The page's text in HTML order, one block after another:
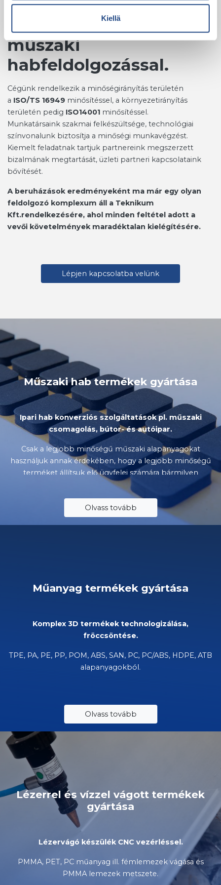
Kiellä
Lépjen kapcsolatba velünk
műszaki műanyag és
gumi fröccsöntéssel és
műszaki
habfeldolgozással.
Cégünk rendelkezik a minőségirányítás területén
a ISO/TS 16949 minősítéssel, a környezetirányítás
területén pedig ISO14001 minősítéssel.
Munkatársaink szakmai felkészültsége, technológiai
színvonalunk biztosítja a minőségi munkavégzést.
Kiemelt feladatnak tartjuk partnereink megszerzett
bizalmának megtartását, üzleti partneri kapcsolataink
bővítését.
A beruházások eredményeként ma már egy olyan
feldolgozó komplexum áll a Teknikum
Kft.rendelkezésére, ahol minden feltétel adott a
vevői követelmények maradéktalan kielégítésére.
Műszaki hab termékek gyártása
Ipari hab konverziós szolgáltatások pl. műszaki
csomagolás, bútor- és autóipar.
Csak a legjobb minőségű műszaki alapanyagokat
használjuk annak érdekében, hogy a legjobb minőségű
terméket állítsuk elő ügyfelei számára bármilyen
alkalmazáshoz. Az általunk feldolgozott termékek:
kétoldalas ragasztók speciális igényekhez, PE és PUR
hab, EPDM, neoprén, gumi, nemez, műanyag, védőfólia
és jelölőanyagok.
Olvass tovább
Műanyag termékek gyártása
Komplex 3D termékek technologizálása,
fröccsöntése.
TPE, PA, PE, PP, POM, ABS, SAN, PC, PC/ABS, HDPE, ATB
alapanyagokból.
Olvass tovább
Lézerrel és vízzel vágott termékek
gyártása
Lézervágó készülék CNC vezérléssel.
PMMA, PET, PC műanyag ill. fémlemezek vágása és
PMMA lemezek metszete.